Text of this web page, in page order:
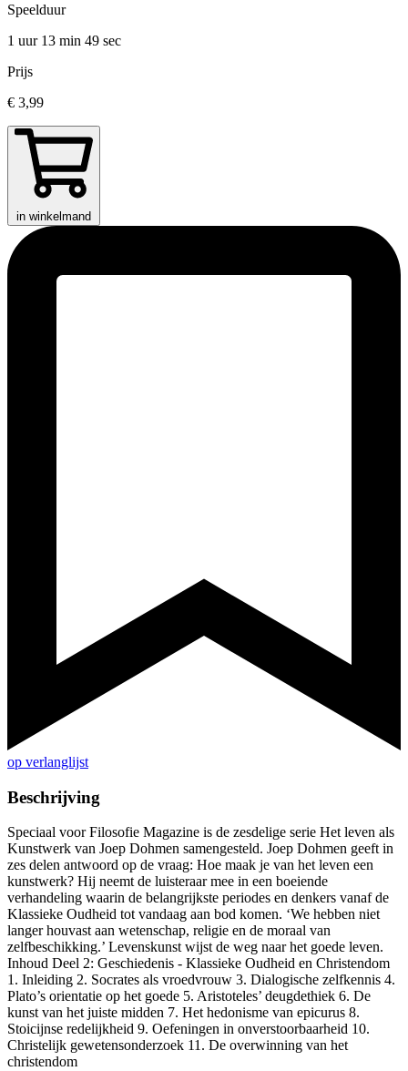
Speelduur
1 uur 13 min 49 sec
Prijs
€ 3,99
in winkelmand
op verlanglijst
Beschrijving
Speciaal voor Filosofie Magazine is de zesdelige serie Het leven als
Kunstwerk van Joep Dohmen samengesteld. Joep Dohmen geeft in
zes delen antwoord op de vraag: Hoe maak je van het leven een
kunstwerk? Hij neemt de luisteraar mee in een boeiende
verhandeling waarin de belangrijkste periodes en denkers vanaf de
Klassieke Oudheid tot vandaag aan bod komen. ‘We hebben niet
langer houvast aan wetenschap, religie en de moraal van
zelfbeschikking.’ Levenskunst wijst de weg naar het goede leven.
Inhoud Deel 2: Geschiedenis - Klassieke Oudheid en Christendom
1. Inleiding 2. Socrates als vroedvrouw 3. Dialogische zelfkennis 4.
Plato’s orientatie op het goede 5. Aristoteles’ deugdethiek 6. De
kunst van het juiste midden 7. Het hedonisme van epicurus 8.
Stoicijnse redelijkheid 9. Oefeningen in onverstoorbaarheid 10.
Christelijk gewetensonderzoek 11. De overwinning van het
christendom